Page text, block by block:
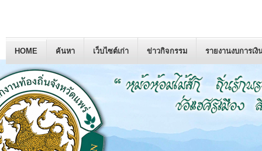
HOME ค้นหา เว็บไซต์เก่า ข่าวกิจกรรม รายงานงบการเงิ